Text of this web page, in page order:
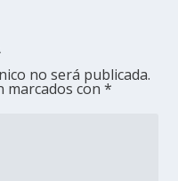
no será publicada.
marcados con*